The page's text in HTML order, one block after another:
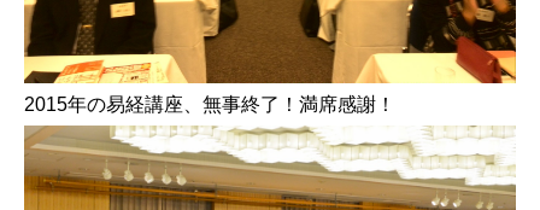
2015年の易経講座、無事終了！満席感謝！